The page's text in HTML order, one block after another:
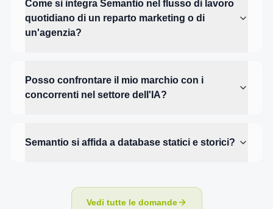
Come si integra Semantio nel flusso di lavoro
quotidiano di un reparto marketing o di
un'agenzia?
Posso confrontare il mio marchio con i
concorrenti nel settore dell'IA?
Semantio si affida a database statici e storici?
Vedi tutte le domande